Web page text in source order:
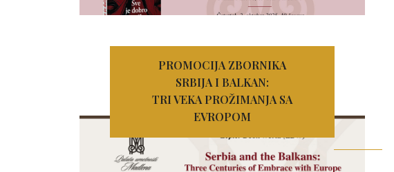
PROMOCIJA ZBORNIKA
SRBIJA I BALKAN:
TRI VEKA PROŽIMANJA SA
EVROPOM